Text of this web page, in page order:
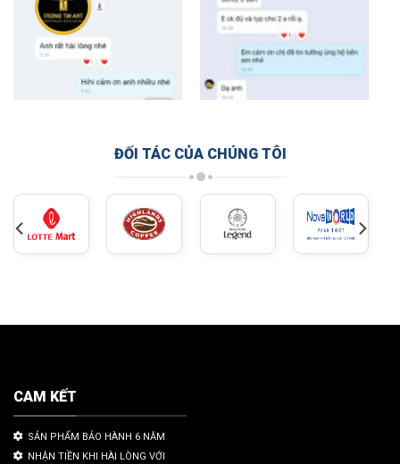
ĐỐI TÁC CỦA CHÚNG TÔI
CAM KẾT
SẢN PHẨM BẢO HÀNH 6 NĂM
NHẬN TIỀN KHI HÀI LÒNG VỚI